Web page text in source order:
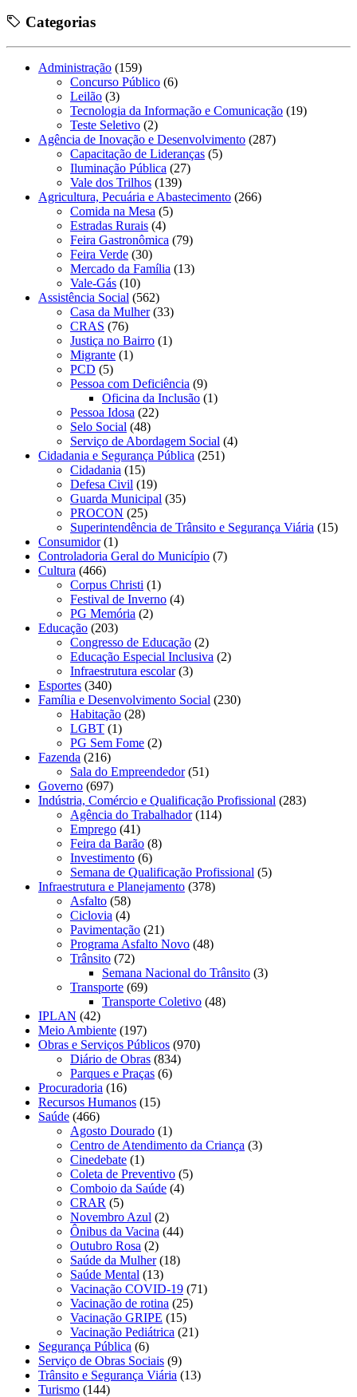
Categorias
Administração (159)
Concurso Público (6)
Leilão (3)
Tecnologia da Informação e Comunicação (19)
Teste Seletivo (2)
Agência de Inovação e Desenvolvimento (287)
Capacitação de Lideranças (5)
Iluminação Pública (27)
Vale dos Trilhos (139)
Agricultura, Pecuária e Abastecimento (266)
Comida na Mesa (5)
Estradas Rurais (4)
Feira Gastronômica (79)
Feira Verde (30)
Mercado da Família (13)
Vale-Gás (10)
Assistência Social (562)
Casa da Mulher(33)
CRAS (76)
Justiça no Bairro (1)
Migrante (1)
PCD (5)
Pessoa com Deficiência (9)
Oficina da Inclusão (1)
Pessoa Idosa (22)
Selo Social (48)
Serviço de Abordagem Social (4)
Cidadania e Segurança Pública (251)
Cidadania (15)
Defesa Civil (19)
Guarda Municipal (35)
PROCON (25)
Superintendência de Trânsito e Segurança Viária (15)
Consumidor(1)
Controladoria Geral do Município (7)
Cultura (466)
Corpus Christi (1)
Festival de Inverno (4)
PG Memória (2)
Educação (203)
Congresso de Educação (2)
Educação Especial Inclusiva (2)
Infraestrutura escolar(3)
Esportes (340)
Família e Desenvolvimento Social (230)
Habitação (28)
LGBT (1)
PG Sem Fome (2)
Fazenda (216)
Sala do Empreendedor(51)
Governo (697)
Indústria, Comércio e Qualificação Profissional (283)
Agência do Trabalhador(114)
Emprego (41)
Feira da Barão (8)
Investimento (6)
Semana de Qualificação Profissional (5)
Infraestrutura e Planejamento (378)
Asfalto (58)
Ciclovia (4)
Pavimentação (21)
Programa Asfalto Novo (48)
Trânsito (72)
Semana Nacional do Trânsito (3)
Transporte (69)
Transporte Coletivo (48)
IPLAN (42)
Meio Ambiente (197)
Obras e Serviços Públicos (970)
Diário de Obras (834)
Parques e Praças (6)
Procuradoria (16)
Recursos Humanos (15)
Saúde (466)
Agosto Dourado (1)
Centro de Atendimento da Criança (3)
Cinedebate (1)
Coleta de Preventivo (5)
Comboio da Saúde (4)
CRAR (5)
Novembro Azul (2)
Ônibus da Vacina (44)
Outubro Rosa (2)
Saúde da Mulher(18)
Saúde Mental (13)
Vacinação COVID-19 (71)
Vacinação de rotina (25)
Vacinação GRIPE (15)
Vacinação Pediátrica (21)
Segurança Pública (6)
Serviço de Obras Sociais (9)
Trânsito e Segurança Viária (13)
Turismo (144)